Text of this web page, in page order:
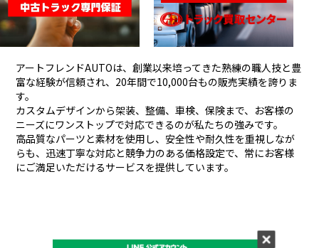
アートフレンドAUTOは、創業以来培ってきた熟練の職人技と豊
富な経験が信頼され、 20年間で10,000台もの販売実績を誇りま
す。
カスタムデザインから架装、整備、車検、保険まで、お客様の
ニーズにワンストップで対応できるのが私たちの強みです。
高品質なパーツと素材を使用し、安全性や耐久性を重視しなが
らも、 迅速丁寧な対応と競争力のある価格設定で、常にお客様
にご満足いただけるサービスを提供しています。